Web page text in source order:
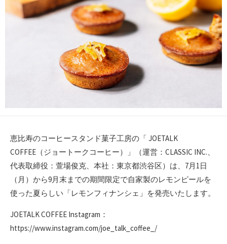
恵比寿のコーヒースタンド菓子工房の「 JOETALK
COFFEE（ジョートークコーヒー）」（運営：CLASSIC INC.、
代表取締役：萱場俊克、本社：東京都渋谷区）は、7月1日
（月）から9月末までの期間限定で自家製のレモンピールを
使った夏らしい「レモンフィナンシェ」を発売いたします。
JOETALK COFFEE Instagram：
https://www.instagram.com/joe_talk_coffee_/